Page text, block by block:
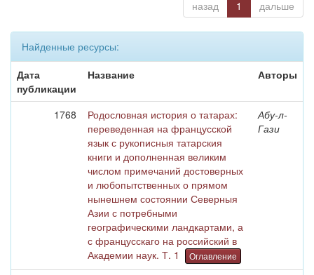
назад 1 дальше
Найденные ресурсы:
Дата
публикации
Название Авторы
1768
Родословная история о татарах:
переведенная на францусской
язык с рукописныя татарския
книги и дополненная великим
числом примечаний достоверных
и любопытственных о прямом
нынешнем состоянии Северныя
Азии с потребными
географическими ландкартами, а
с францусскаго на российский в
Академии наук. Т. 1
Оглавление
Абу-л-
Гази